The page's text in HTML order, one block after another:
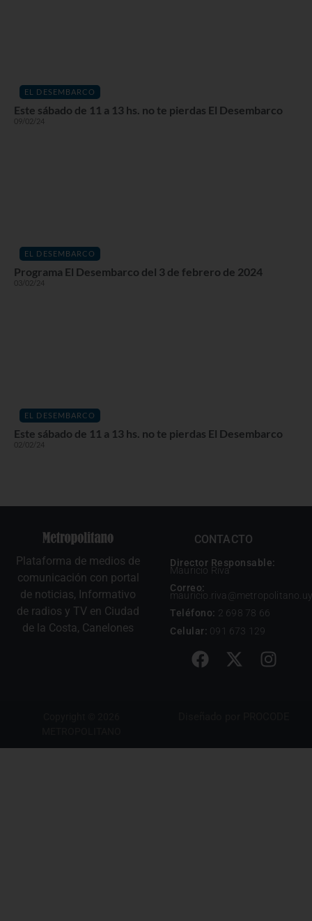
EL DESEMBARCO
Este sábado de 11 a 13 hs. no te pierdas El Desembarco
09/02/24
EL DESEMBARCO
Programa El Desembarco del 3 de febrero de 2024
03/02/24
EL DESEMBARCO
Este sábado de 11 a 13 hs. no te pierdas El Desembarco
02/02/24
Plataforma de medios de
comunicación con portal
de noticias, Informativo
de radios y TV en Ciudad
de la Costa, Canelones
CONTACTO
Director Responsable:
Mauricio Riva
Correo:
mauricio.riva@metropolitano.uy
Teléfono: 2 698 78 66
Celular: 091 673 129